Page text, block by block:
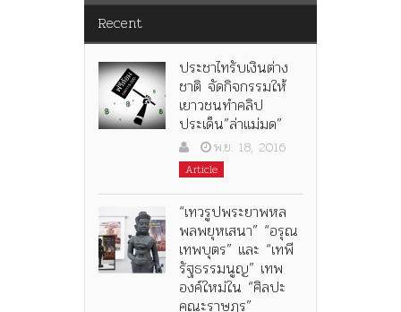
Recent
ประชาไทรับเงินต่าง
ชาติ จัดกิจกรรมให้
เยาวชนทำคลิป
ประเด็น”ล่าแม่มด”
พ.ย. 18, 2016
Article
“เทวรูปพระยาพหล
พลพยุหเสนา” “อรุณ
เทพบุตร” และ “เทพี
รัฐธรรมนูญ” เทพ
องค์ใหม่ใน “ศิลปะ
คณะราษฎร”